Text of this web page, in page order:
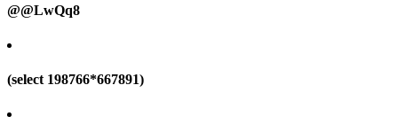
@@LwQq8
(select 198766*667891)